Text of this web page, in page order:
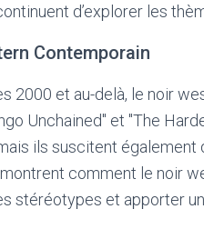
d’explorer les
Contemporain
2000 et au-delà, le noir
Unchained" et "The
ils suscitent
comment le noir
stéréotypes et apporter